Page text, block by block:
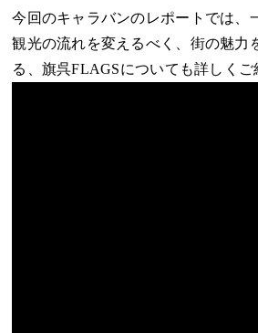
今回のキャラバンのレポートでは、
観光の流れを変えるべく、街の魅力
る、旗呉FLAGSについても詳しくご